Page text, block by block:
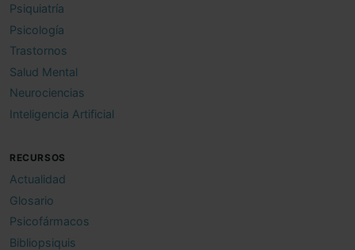
Psiquiatría
Psicología
Trastornos
Salud Mental
Neurociencias
Inteligencia Artificial
RECURSOS
Actualidad
Glosario
Psicofármacos
Bibliopsiquis